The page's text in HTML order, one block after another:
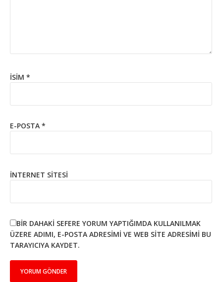
İSIM *
E-POSTA *
İNTERNET SITESI
BIR DAHAKI SEFERE YORUM YAPTIĞIMDA KULLANILMAK
ÜZERE ADIMI, E-POSTA ADRESIMI VE WEB SITE ADRESIMI BU
TARAYICIYA KAYDET.